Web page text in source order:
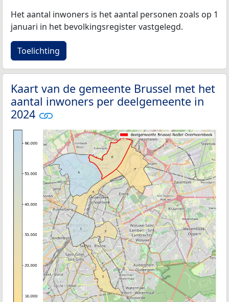
Het aantal inwoners is het aantal personen zoals op 1
januari in het bevolkingsregister vastgelegd.
Toelichting
Kaart van de gemeente Brussel met het
aantal inwoners per deelgemeente in
2024